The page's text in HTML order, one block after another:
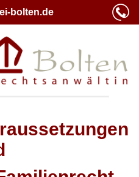
bolten.de